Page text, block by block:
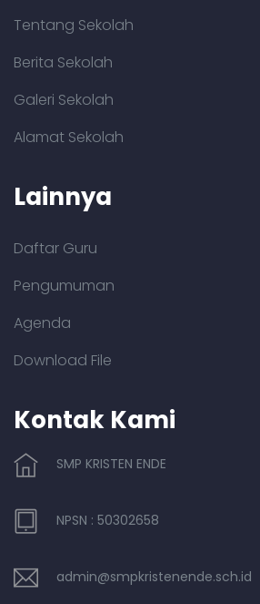
Tentang Sekolah
Berita Sekolah
Galeri Sekolah
Alamat Sekolah
Lainnya
Daftar Guru
Pengumuman
Agenda
Download File
Kontak Kami
SMP KRISTEN ENDE
NPSN : 50302658
admin@smpkristenende.sch.id